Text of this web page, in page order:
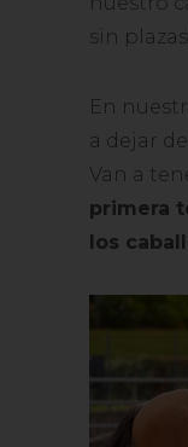
sin
En
a dejar
Van a
primera
los